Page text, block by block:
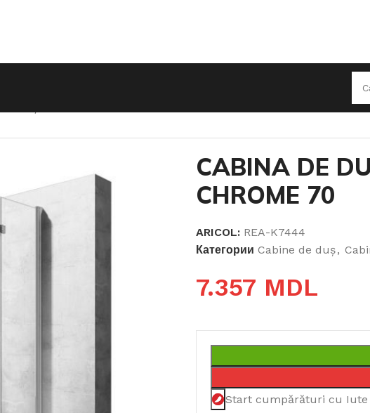
CABINA DE
CHROME 70
ARICOL: REA-K7444
Категории Cabine de duş,
7.357 MDL
Start cumpărături cu Iute